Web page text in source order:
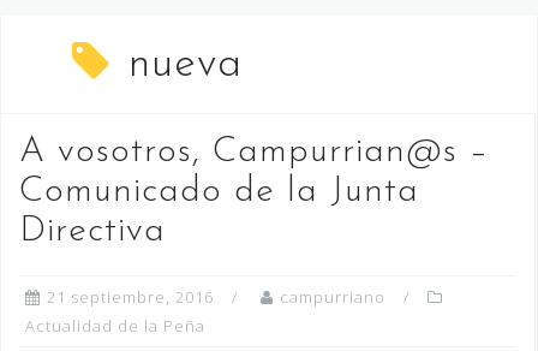
nueva
A vosotros, Campurrian@s –
Comunicado de la Junta
Directiva
21 septiembre, 2016
campurriano
Actualidad de la Peña